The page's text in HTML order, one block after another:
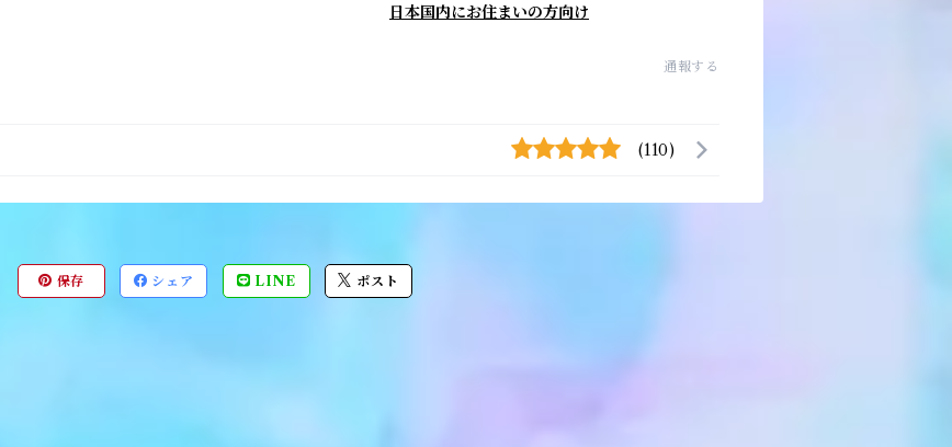
日本国内にお住まいの方向け
通報する
(110)
保存 シェア LINE ポスト